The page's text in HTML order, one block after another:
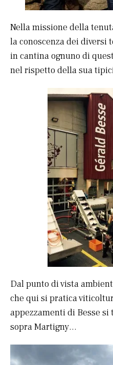
Nella missione della
la conoscenza dei
in cantina ognuno di
nel rispetto della sua
Dal punto di vista
che qui si pratica
appezzamenti di Besse
sopra Martigny…